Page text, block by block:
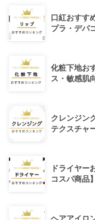
口紅おすす
プラ・デパ
化粧下地お
ス・敏感肌
クレンジン
テクスチャ
ドライヤー
コスパ商品】